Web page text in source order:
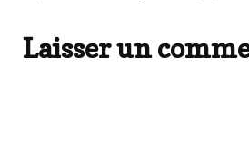
Laisser un